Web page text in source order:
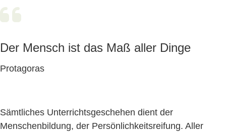
Der Mensch ist das Maß aller Dinge
Protagoras
Sämtliches Unterrichtsgeschehen dient der
Menschenbildung, der Persönlichkeitsreifung. Aller